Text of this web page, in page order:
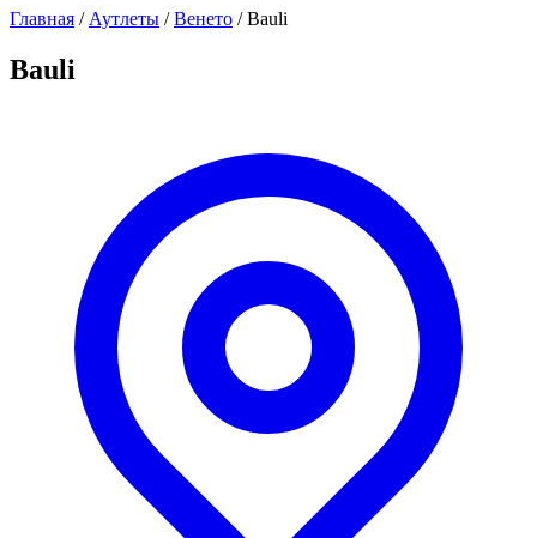
Главная / Аутлеты / Венето / Bauli
Bauli